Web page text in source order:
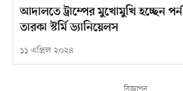
আদালতে ট্রাম্পের মুখোমুখি হচ্ছেন পর্ন
তারকা স্টর্মি ড্যানিয়েলস
১১ এপ্রিল ২০২৪